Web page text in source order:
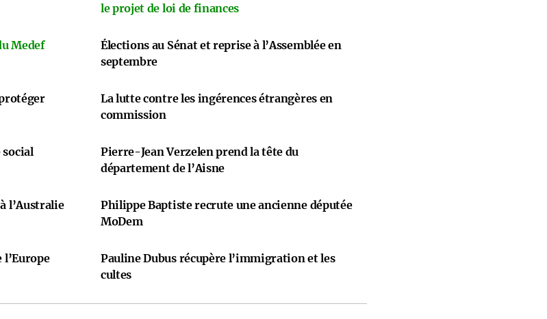
le projet de loi de finances
Medef
Élections au Sénat et reprise à l’Assemblée en
septembre
La lutte contre les ingérences étrangères en
commission
social
Pierre-Jean Verzelen prend la tête du
département de l’Aisne
l’Australie
Philippe Baptiste recrute une ancienne députée
MoDem
Pauline Dubus récupère l’immigration et les
cultes